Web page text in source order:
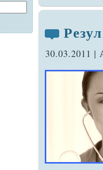
30.03.2011